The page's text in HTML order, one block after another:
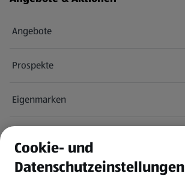
Angebote
Prospekte
Eigenmarken
Newsletter
Cookie- und
Datenschutzeinstellungen